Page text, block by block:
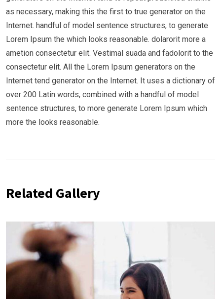
as necessary, making this the first to true generator on the
Internet. handful of model sentence structures, to generate
Lorem Ipsum the which looks reasonable. dolarorit more a
ametion consectetur elit. Vestimal suada and fadolorit to the
consectetur elit. All the Lorem Ipsum generators on the
Internet tend generator on the Internet. It uses a dictionary of
over 200 Latin words, combined with a handful of model
sentence structures, to more generate Lorem Ipsum which
more the looks reasonable.
Related Gallery